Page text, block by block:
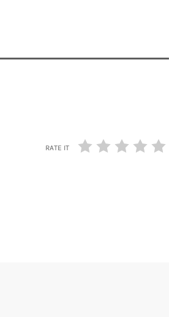
RATE IT